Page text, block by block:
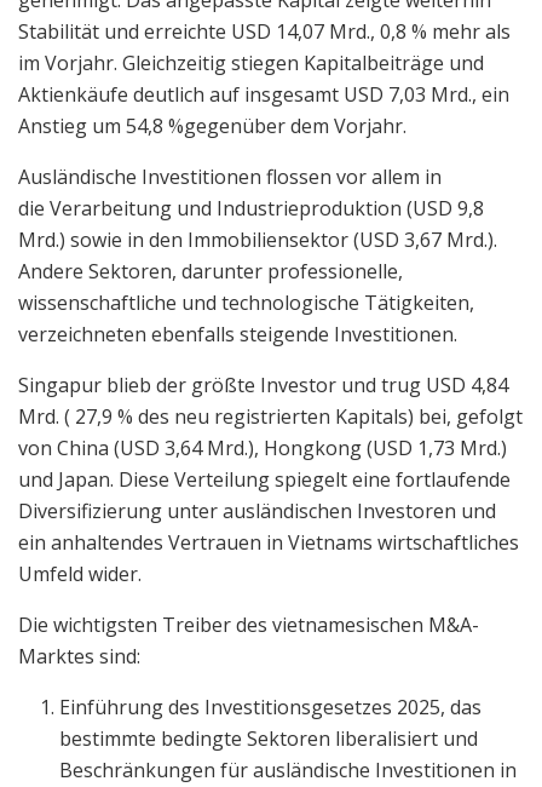
Stabilität und erreichte USD 14,07 Mrd., 0,8 % mehr als
im Vorjahr. Gleichzeitig stiegen Kapitalbeiträge und
Aktienkäufe deutlich auf insgesamt USD 7,03 Mrd., ein
Anstieg um 54,8 %gegenüber dem Vorjahr.
Ausländische Investitionen flossen vor allem in
die Verarbeitung und Industrieproduktion (USD 9,8
Mrd.) sowie in den Immobiliensektor (USD 3,67 Mrd.).
Andere Sektoren, darunter professionelle,
wissenschaftliche und technologische Tätigkeiten,
verzeichneten ebenfalls steigende Investitionen.
Singapur blieb der größte Investor und trug USD 4,84
Mrd. ( 27,9 % des neu registrierten Kapitals) bei, gefolgt
von China (USD 3,64 Mrd.), Hongkong (USD 1,73 Mrd.)
und Japan. Diese Verteilung spiegelt eine fortlaufende
Diversifizierung unter ausländischen Investoren und
ein anhaltendes Vertrauen in Vietnams wirtschaftliches
Umfeld wider.
Die wichtigsten Treiber des vietnamesischen M&A-
Marktes sind:
Einführung des Investitionsgesetzes 2025, das
bestimmte bedingte Sektoren liberalisiert und
Beschränkungen für ausländische Investitionen in